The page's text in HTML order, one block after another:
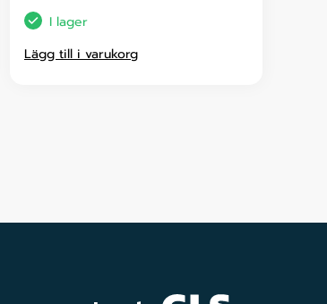
I lager
Lägg till i varukorg